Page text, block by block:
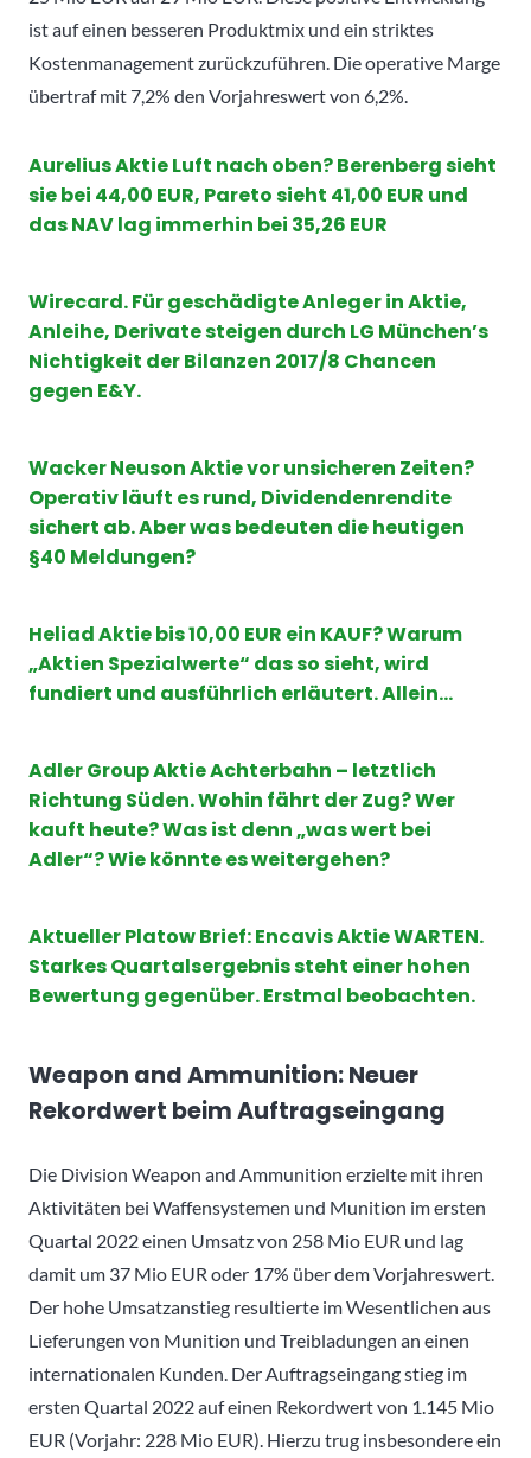
ist auf einen besseren Produktmix und ein striktes
Kostenmanagement zurückzuführen. Die operative Marge
übertraf mit 7,2% den Vorjahreswert von 6,2%.
AureliusAktieLuft nach oben?Berenbergsieht
sie bei 44,00 EUR, Paretosieht 41,00 EUR und
das NAV lag immerhin bei 35,26 EUR
Wirecard. Für geschädigte Anleger in Aktie,
Anleihe, Derivate steigen durch LG München’s
Nichtigkeit der Bilanzen 2017/8 Chancen
gegen E&Y.
Wacker Neuson Aktie vor unsicheren Zeiten?
Operativ läuft es rund, Dividendenrendite
sichert ab. Aber was bedeuten die heutigen
§40 Meldungen?
Heliad Aktie bis 10,00 EUR ein KAUF? Warum
„Aktien Spezialwerte“ das so sieht, wird
fundiert und ausführlich erläutert. Allein…
Adler Group Aktie Achterbahn – letztlich
Richtung Süden. Wohin fährt der Zug? Wer
kauft heute? Was ist denn „was wert bei
Adler“? Wie könnte es weitergehen?
Aktueller Platow Brief: Encavis Aktie WARTEN.
Starkes Quartalsergebnis steht einer hohen
Bewertung gegenüber. Erstmal beobachten.
Weapon and Ammunition: Neuer
Rekordwert beim Auftragseingang
Die Division Weapon and Ammunition erzielte mit ihren
Aktivitäten bei Waffensystemen und Munition im ersten
Quartal 2022 einen Umsatz von 258 Mio EUR und lag
damit um 37 Mio EUR oder 17% über dem Vorjahreswert.
Der hohe Umsatzanstieg resultierte im Wesentlichen aus
Lieferungen von Munition und Treibladungen an einen
internationalen Kunden. Der Auftragseingang stieg im
ersten Quartal 2022 auf einen Rekordwert von 1.145 Mio
EUR (Vorjahr: 228 Mio EUR). Hierzu trug insbesondere ein